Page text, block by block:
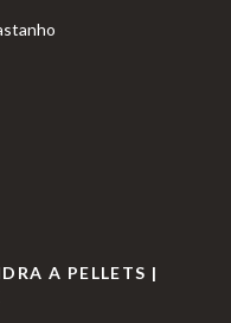
A PELLETS |